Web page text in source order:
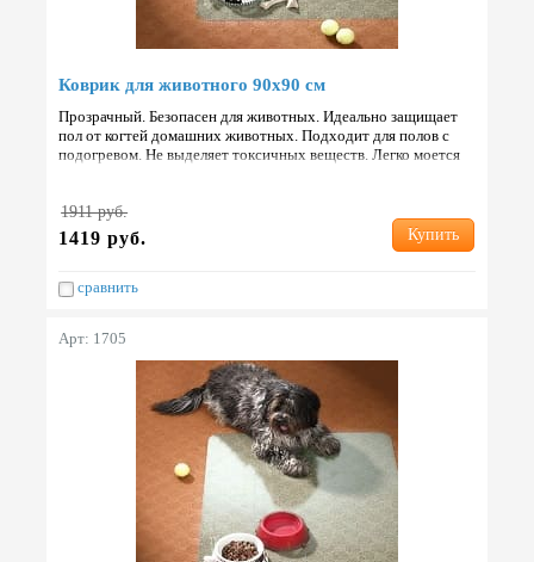
Коврик для животного 90х90 см
Прозрачный. Безопасен для животных. Идеально защищает
пол от когтей домашних животных. Подходит для полов с
подогревом. Не выделяет токсичных веществ. Легко моется
1911 руб.
1419 руб. Купить
сравнить
Арт: 1705